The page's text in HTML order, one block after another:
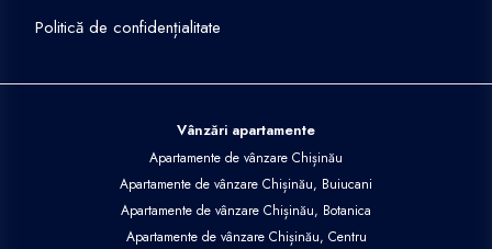
Politică de confidențialitate
Vânzări apartamente
Apartamente de vânzare Chișinău
Apartamente de vânzare Chișinău, Buiucani
Apartamente de vânzare Chișinău, Botanica
Apartamente de vânzare Chișinău, Centru